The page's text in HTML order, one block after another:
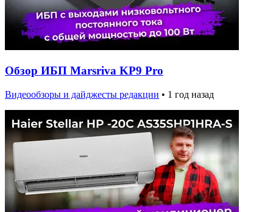
Обзор ИБП Marsriva KP9 Pro
Видеообзоры и дайджесты редакции • 1 год назад